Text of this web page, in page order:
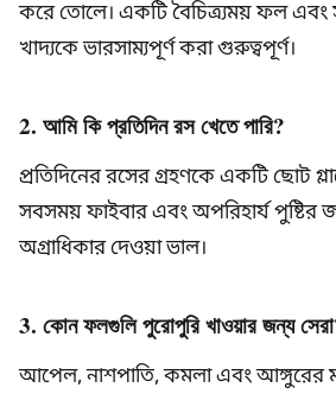
করে তোলে। একটি বৈচিত্র্যময় ফল এবং
খাদ্যকে ভারসাম্যপূর্ণ করা গুরুত্বপূর্ণ।
2. আমি কি প্রতিদিন রস খেতে পারি?
প্রতিদিনের রসের গ্রহণকে একটি ছোট
সবসময় ফাইবার এবং অপরিহার্য
অগ্রাধিকার দেওয়া ভাল।
3. কোন ফলগুলি পুরোপুরি খাওয়ার জন্য
আপেল, নাশপাতি, কমলা এবং